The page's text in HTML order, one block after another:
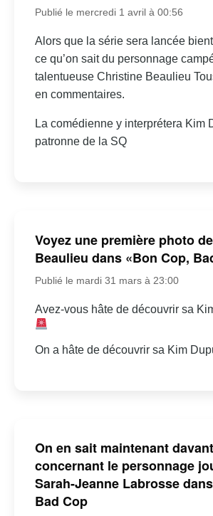
Publié le mercredi 1 avril à 00:56
Alors que la série sera lancée
ce qu’on sait du personnage
talentueuse Christine Beaulieu
en commentaires.
La comédienne y interprétera Kim
patronne de la SQ
Voyez une première photo
Beaulieu dans «Bon Cop,
Publié le mardi 31 mars à 23:00
Avez-vous hâte de découvrir sa
On a hâte de découvrir sa Kim
On en sait maintenant
concernant le personnage
Sarah-Jeanne Labrosse
Bad Cop